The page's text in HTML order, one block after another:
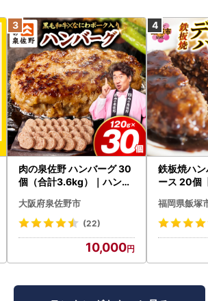
肉の泉佐野 ハンバーグ 30
個（合計3.6kg）｜ハンバ
わポーク
大阪府泉佐野市
(22)
10,000
鉄板焼ハ
ース 20個
福岡県飯塚